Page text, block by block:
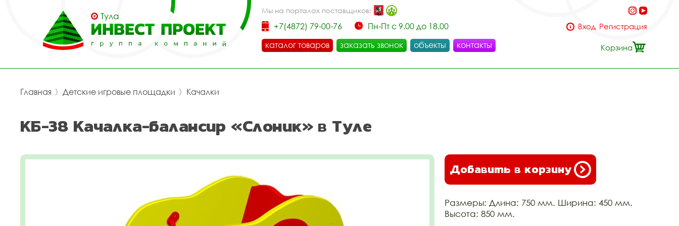
Тула
Мы на порталах поставщиков:
+7(4872) 79-00-76
Пн-Пт с 9.00 до 18.00
каталог товаров
заказать звонок объекты контакты
Вход Регистрация
Корзина
Главная 〉 Детские игровые площадки 〉 Качалки
КБ-38 Качалка-балансир «Слоник» в Туле
Добавить в корзину
Размеры: Длина: 750 мм. Ширина: 450 мм.
Высота: 850 мм.